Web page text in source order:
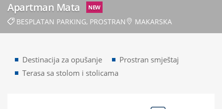
Apartman Mata NEW
MAKARSKA
BESPLATAN PARKING, PROSTRAN
Destinacija za opušanje
Prostran smještaj
Terasa sa stolom i stolicama